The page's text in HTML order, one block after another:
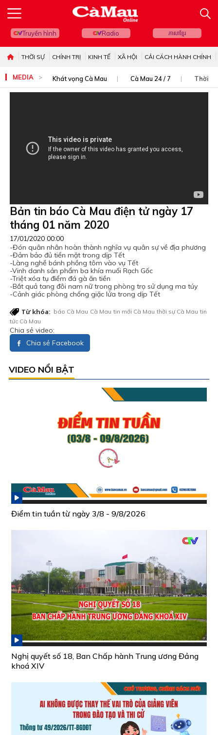
Truyền hình Radio ភាសាខ្មែរ
THỜI SỰ CHÍNH TRỊ KINH TẾ XÃ HỘI CẢI CÁCH HÀNH CHÍNH
MEDIA Khát vọng Cà Mau Cà Mau 24 / 7 Thời sự
Bản tin báo Cà Mau điện tử ngày 17
tháng 01 năm 2020
17/01/2020 00:00
-Đón quân nhân hoàn thành nghĩa vụ quân sự về địa phương
-Đảm bảo đủ tiền mặt trong dịp Tết
-Làng nghề bánh phồng tôm vào vụ Tết
-Vinh danh sản phẩm ba khía muối Rạch Gốc
-Triệt xóa tụ điểm đá gà ăn tiền
-Bắt quả tang đôi nam nữ trong phòng trọ sử dụng ma túy
-Cảnh giác phòng chống giặc lửa trong dịp Tết
Từ khóa: báo Cà Mau Cà Mau tin mới Cà Mau thời sự Cà Mau tin
tức Cà Mau
Chia sẻ video:
Chia sẻ Facebook
VIDEO NỔI BẬT
Điểm tin tuần từ ngày 3/8 - 9/8/2026
Nghị quyết số 18, Ban Chấp hành Trung ương Đảng
khoá XIV